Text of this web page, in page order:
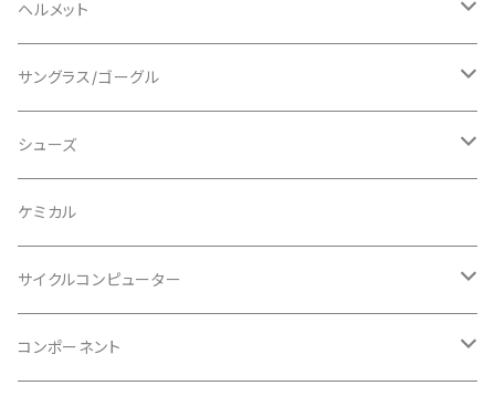
ALL MOUNTAIN STYLE
AVID/アヴィド
BAR MITTS/バーミッツ
BAZOOKA/バズーカ
BBB/ビービービー
BELL/ベル
ロングスリーブ
ショートスリーブ
ジャケット
ショーツ
ビブタイプ
パンツ / タイツ
上下セット
グローブ
指切り
ソックス
エルボー/肘
ニー/膝
その他
ヘルメット
ロード
マウンテンバイク
フルフェイス
キッズ
サングラス/ゴーグル
アクセサリー
シューズ
ロード
グラベル
マウンテンバイク
ケミカル
サイクルコンピューター
ヘッドユニット
コンポーネント